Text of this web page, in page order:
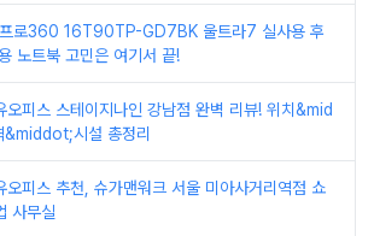
로360 16T90TP-GD7BK 울트라7 실사용 후
노트북 고민은 여기서 끝!
오피스 스테이지나인 강남점 완벽 리뷰! 위치&mid
시설 총정리
오피스 추천, 슈가맨워크 서울 미아사거리역점 쇼
사무실